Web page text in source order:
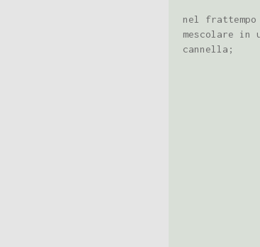
nel frattempo
mescolare
cannella;